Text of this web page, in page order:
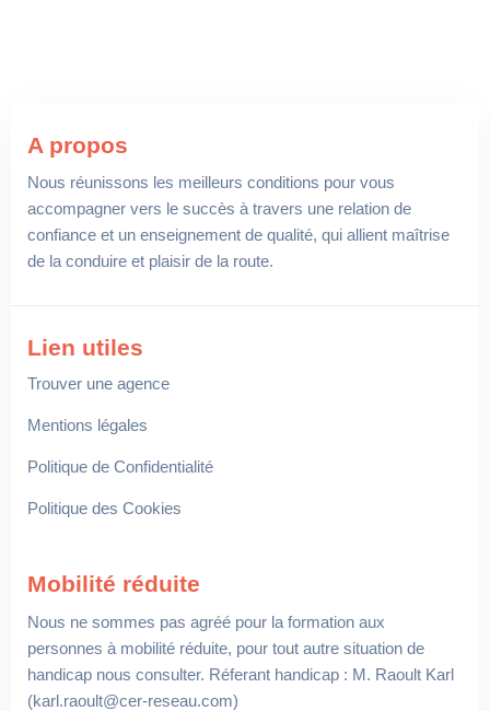
A propos
Nous réunissons les meilleurs conditions pour vous
accompagner vers le succès à travers une relation de
confiance et un enseignement de qualité, qui allient maîtrise
de la conduire et plaisir de la route.
Lien utiles
Trouver une agence
Mentions légales
Politique de Confidentialité
Politique des Cookies
Mobilité réduite
Nous ne sommes pas agréé pour la formation aux
personnes à mobilité réduite, pour tout autre situation de
handicap nous consulter. Réferant handicap : M. Raoult Karl
(karl.raoult@cer-reseau.com)